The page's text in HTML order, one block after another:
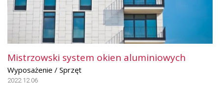
Mistrzowski system okien aluminiowych
Wyposażenie / Sprzęt
2022.12.06